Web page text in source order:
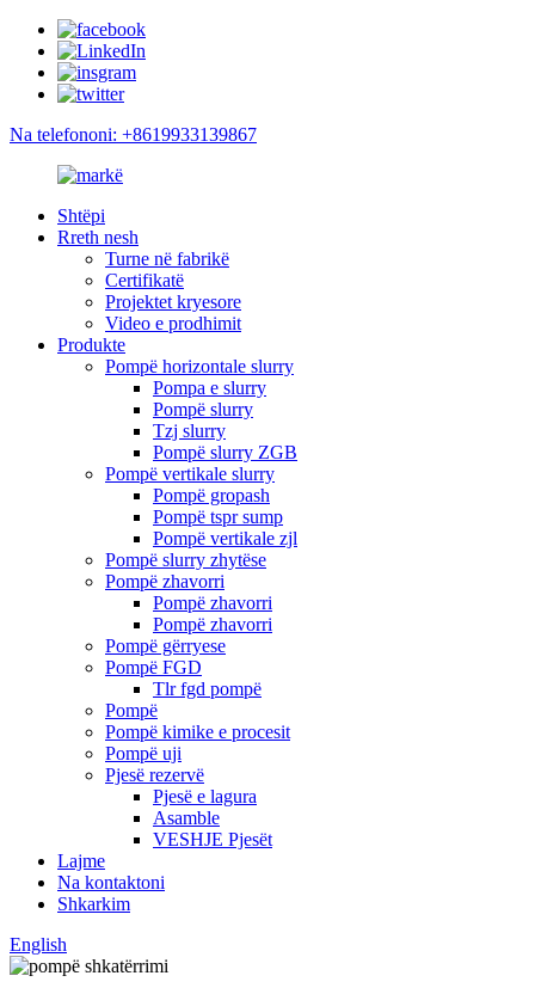
Na telefononi: +8619933139867
Shtëpi
Rreth nesh
Turne në fabrikë
Certifikatë
Projektet kryesore
Video e prodhimit
Produkte
Pompë horizontale slurry
Pompa e slurry
Pompë slurry
Tzj slurry
Pompë slurry ZGB
Pompë vertikale slurry
Pompë gropash
Pompë tspr sump
Pompë vertikale zjl
Pompë slurry zhytëse
Pompë zhavorri
Pompë zhavorri
Pompë zhavorri
Pompë gërryese
Pompë FGD
Tlr fgd pompë
Pompë
Pompë kimike e procesit
Pompë uji
Pjesë rezervë
Pjesë e lagura
Asamble
VESHJE Pjesët
Lajme
Na kontaktoni
Shkarkim
English